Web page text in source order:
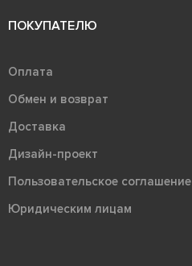
ПОКУПАТЕЛЮ
Оплата
Обмен и возврат
Доставка
Дизайн-проект
Пользовательское соглашение
Юридическим лицам